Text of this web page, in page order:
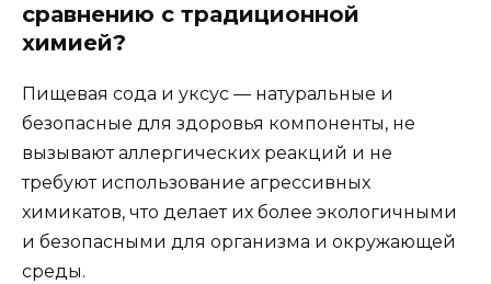
сравнению с традиционной
химией?
Пищевая сода и уксус — натуральные и
безопасные для здоровья компоненты, не
вызывают аллергических реакций и не
требуют использование агрессивных
химикатов, что делает их более экологичными
и безопасными для организма и окружающей
среды.